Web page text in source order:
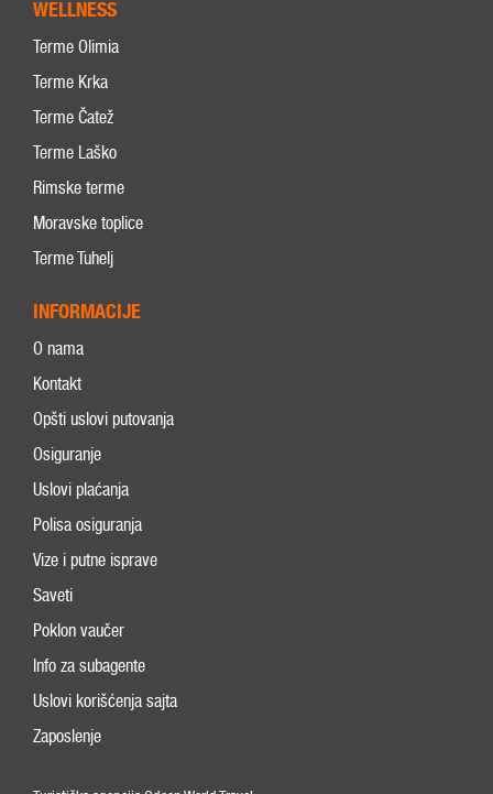
WELLNESS
Terme Olimia
Terme Krka
Terme Čatež
Terme Laško
Rimske terme
Moravske toplice
Terme Tuhelj
INFORMACIJE
O nama
Kontakt
Opšti uslovi putovanja
Osiguranje
Uslovi plaćanja
Polisa osiguranja
Vize i putne isprave
Saveti
Poklon vaučer
Info za subagente
Uslovi korišćenja sajta
Zaposlenje